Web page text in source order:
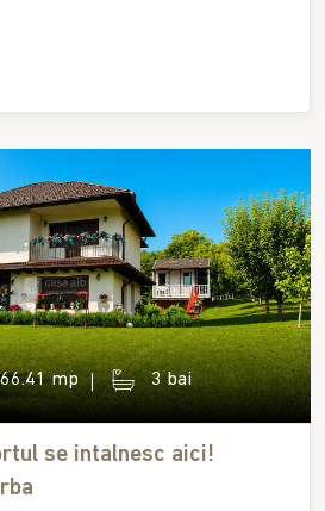
mp 3 bai
se intalnesc aici!